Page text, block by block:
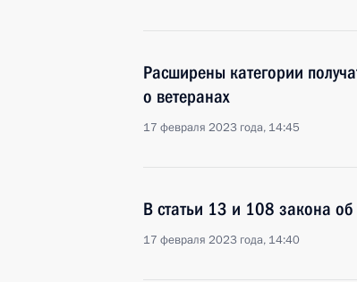
Расширены категории
о ветеранах
17 февраля 2023 года, 14:45
В статьи 13 и 108 закона
17 февраля 2023 года, 14:40